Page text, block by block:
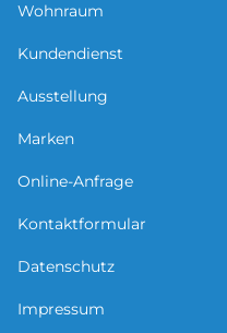
Wohnraum
Kundendienst
Ausstellung
Marken
Online-Anfrage
Kontaktformular
Datenschutz
Impressum